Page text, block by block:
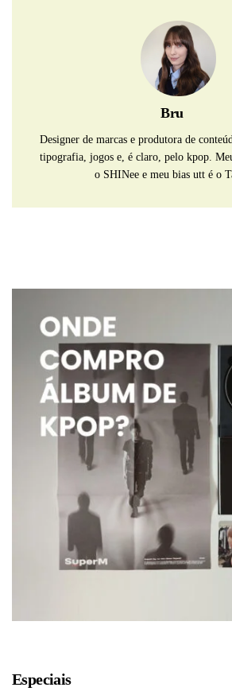
Bru
Designer de marcas e produtora de
tipografia, jogos e, é claro, pelo kpop.
o SHINee e meu bias utt é o
Especiais